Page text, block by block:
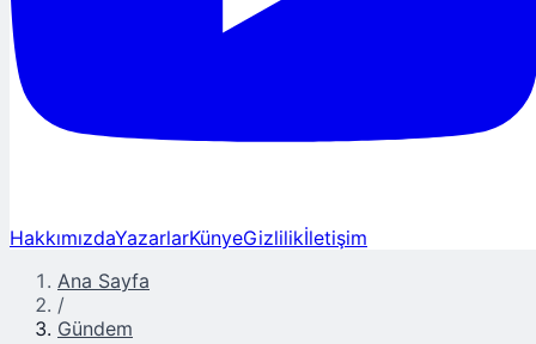
HakkımızdaYazarlarKünyeGizlilikİletişim
Ana Sayfa
/
Gündem